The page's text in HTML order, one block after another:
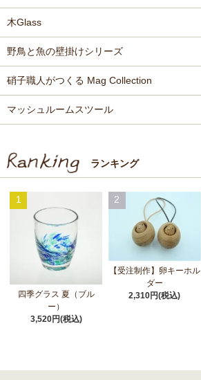
木Glass
野鳥と魚の壁掛けシリーズ
硝子職人がつくる Mag Collection
マッシュルームスツール
ランキング
1
四季グラス 夏（ブル
ー）
3,520円(税込)
2
【受注制作】卵キーホル
ダー
2,310円(税込)